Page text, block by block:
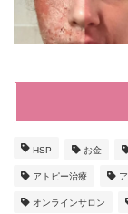
HSP お金
アトピー治療
オンラインサロン